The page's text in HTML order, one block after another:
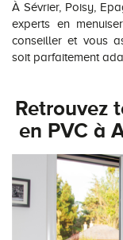
À Sévrier, Poisy,
experts en
conseiller et vous
soit parfaitement
Retrouvez
en PVC à